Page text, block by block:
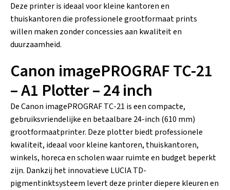
Deze printer is ideaal voor kleine kantoren en
thuiskantoren die professionele grootformaat prints
willen maken zonder concessies aan kwaliteit en
duurzaamheid.
Canon imagePROGRAF TC-21
– A1 Plotter – 24 inch
De Canon imagePROGRAF TC-21 is een compacte,
gebruiksvriendelijke en betaalbare 24-inch (610 mm)
grootformaatprinter. Deze plotter biedt professionele
kwaliteit, ideaal voor kleine kantoren, thuiskantoren,
winkels, horeca en scholen waar ruimte en budget beperkt
zijn. Dankzij het innovatieve LUCIA TD-
pigmentinktsysteem levert deze printer diepere kleuren en